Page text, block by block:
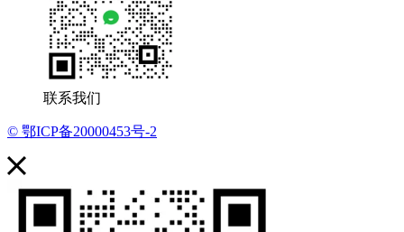
联系我们
© 鄂ICP备20000453号-2